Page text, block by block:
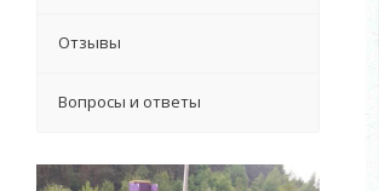
Отзывы
Вопросы и ответы